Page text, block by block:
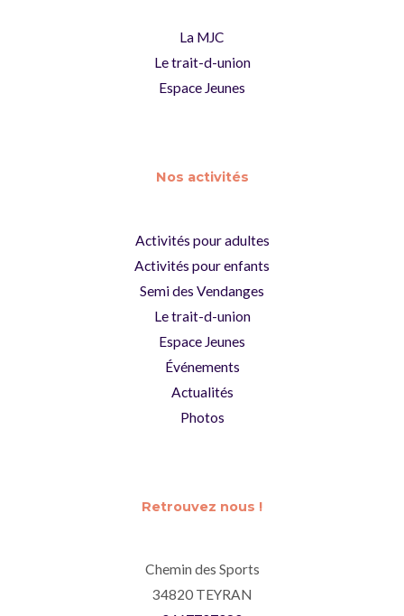
La MJC
Le trait-d-union
Espace Jeunes
Nos activités
Activités pour adultes
Activités pour enfants
Semi des Vendanges
Le trait-d-union
Espace Jeunes
Événements
Actualités
Photos
Retrouvez nous !
Chemin des Sports
34820 TEYRAN